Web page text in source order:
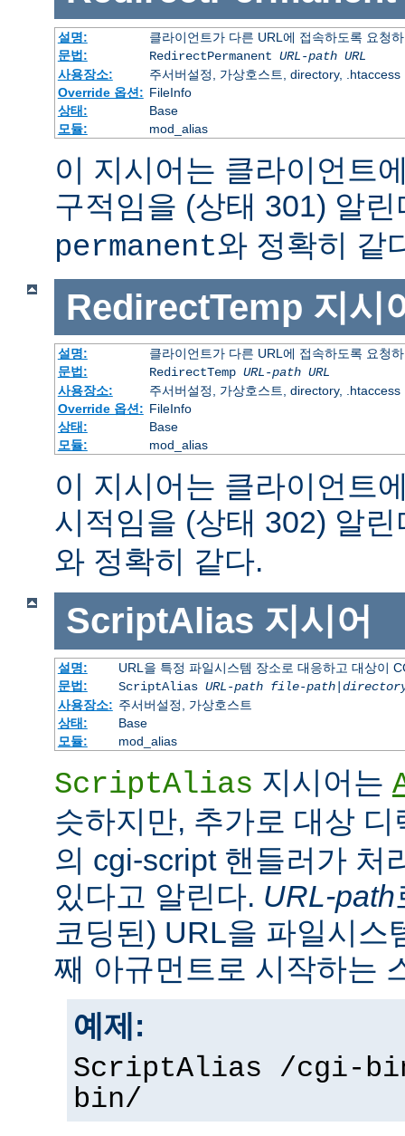
설명:
클라이언트가 다른 URL에 접속하도록 요청
문법:
RedirectPermanent URL-path URL
사용장소:
주서버설정, 가상호스트, directory, .htaccess
Override 옵션: FileInfo
상태:
Base
모듈:
mod_alias
이 지시어는 클라이언트
구적임을 (상태 301) 알
permanent와 정확히 같
RedirectTemp 지시
설명:
클라이언트가 다른 URL에 접속하도록 요청
문법:
RedirectTemp URL-path URL
사용장소:
주서버설정, 가상호스트, directory, .htaccess
Override 옵션: FileInfo
상태:
Base
모듈:
mod_alias
이 지시어는 클라이언트
시적임을 (상태 302) 알
와 정확히 같다.
ScriptAlias 지시어
설명:
URL을 특정 파일시스템 장소로 대응하고 대상이
문법:
ScriptAlias URL-path file-path|
사용장소: 주서버설정, 가상호스트
상태:
Base
모듈:
mod_alias
ScriptAlias 지시어는
슷하지만, 추가로 대상
의 cgi-script 핸들러가 처
있다고 알린다. URL-path
코딩된) URL을 파일시스
째 아규먼트로 시작하는
예제:
ScriptAlias /cgi-
bin/